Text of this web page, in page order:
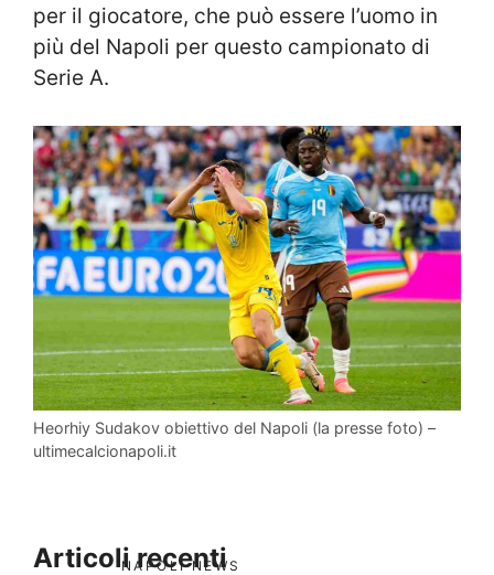
per il giocatore, che può essere l’uomo in
più del Napoli per questo campionato di
Serie A.
Heorhiy Sudakov obiettivo del Napoli (la presse foto) –
ultimecalcionapoli.it
Articoli recenti
NAPOLI NEWS